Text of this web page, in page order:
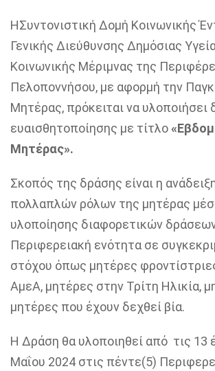
ΗΣυντονιστική Δομή Κοινωνικής
Γενικής Διεύθυνσης Δημόσιας
Κοινωνικής Μέριμνας της
Πελοποννήσου, με αφορμή την
Μητέρας, πρόκειται να υλοποιήσει
ευαισθητοποίησης με τίτλο
Μητέρας».
Σκοπός της δράσης είναι η
πολλαπλών ρόλων της μητέρας
υλοποίησης διαφορετικών
Περιφερειακή ενότητα σε
στόχου όπως μητέρες
ΑμεΑ, μητέρες στην Τρίτη Ηλικία,
μητέρες που έχουν δεχθεί βία.
Η Δράση θα υλοποιηθεί από τις 13
Μαΐου 2024 στις πέντε(5)